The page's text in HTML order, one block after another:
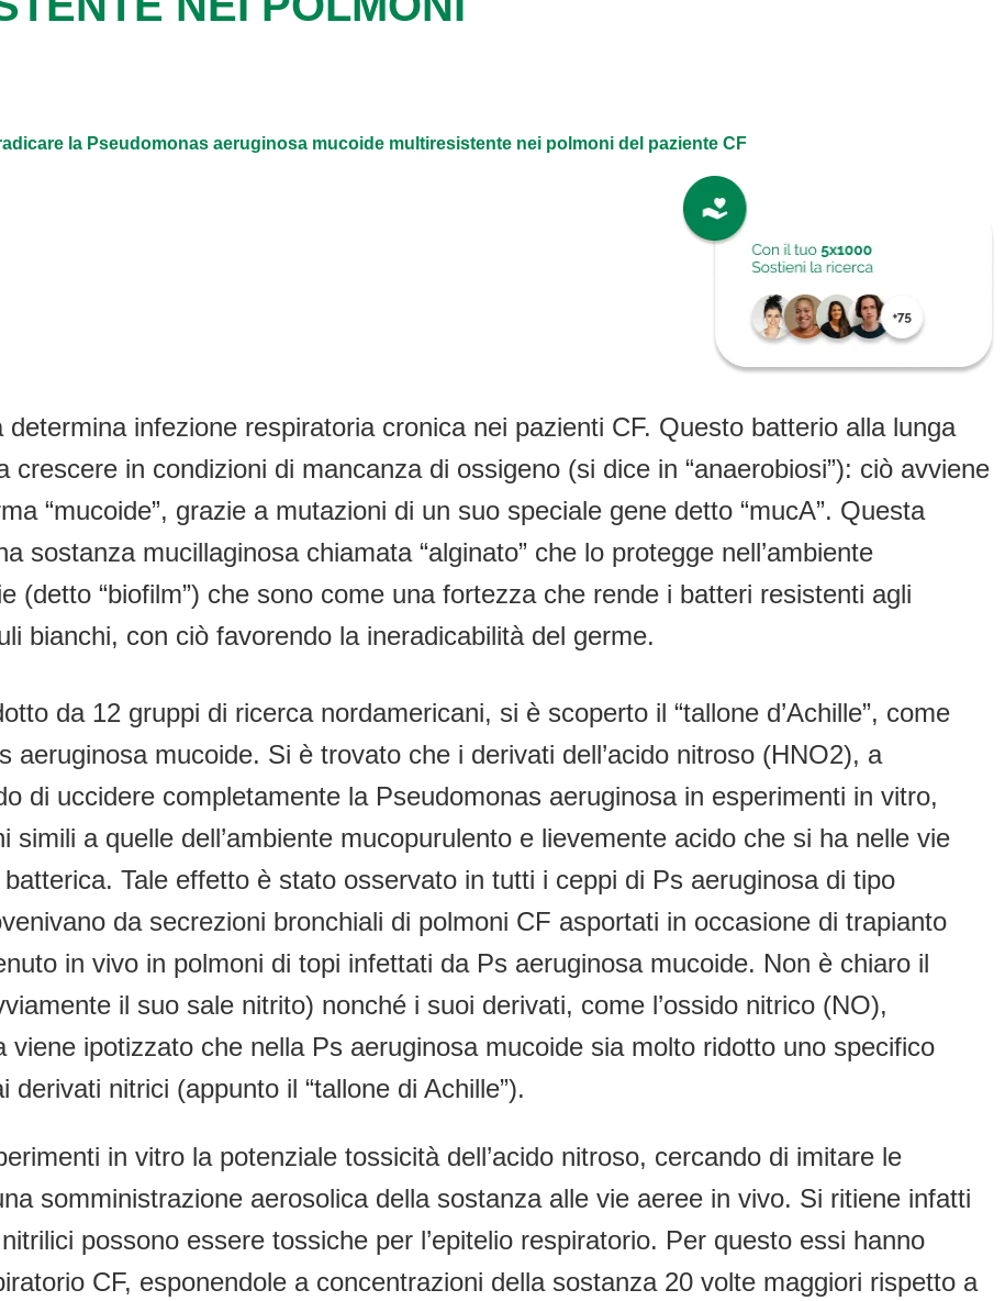
la Pseudomonas aeruginosa mucoide multiresistente nei polmoni del paziente CF
determina infezione respiratoria cronica nei pazienti CF. Questo batterio alla lunga
in condizioni di mancanza di ossigeno (si dice in “anaerobiosi”): ciò avviene
“mucoide”, grazie a mutazioni di un suo speciale gene detto “mucA”. Questa
sostanza mucillaginosa chiamata “alginato” che lo protegge nell’ambiente
(detto “biofilm”) che sono come una fortezza che rende i batteri resistenti agli
bianchi, con ciò favorendo la ineradicabilità del germe.
da 12 gruppi di ricerca nordamericani, si è scoperto il “tallone d’Achille”, come
aeruginosa mucoide. Si è trovato che i derivati dell’acido nitroso (HNO2), a
di uccidere completamente la Pseudomonas aeruginosa in esperimenti in vitro,
a quelle dell’ambiente mucopurulento e lievemente acido che si ha nelle vie
Tale effetto è stato osservato in tutti i ceppi di Ps aeruginosa di tipo
da secrezioni bronchiali di polmoni CF asportati in occasione di trapianto
in vivo in polmoni di topi infettati da Ps aeruginosa mucoide. Non è chiaro il
il suo sale nitrito) nonché i suoi derivati, come l’ossido nitrico (NO),
ipotizzato che nella Ps aeruginosa mucoide sia molto ridotto uno specifico
nitrici (appunto il “tallone di Achille”).
in vitro la potenziale tossicità dell’acido nitroso, cercando di imitare le
somministrazione aerosolica della sostanza alle vie aeree in vivo. Si ritiene infatti
possono essere tossiche per l’epitelio respiratorio. Per questo essi hanno
CF, esponendole a concentrazioni della sostanza 20 volte maggiori rispetto a